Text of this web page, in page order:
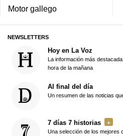
Motor gallego
NEWSLETTERS
Hoy en La Voz
La información más
hora de la mañana
Al final del día
Un resumen de las noticias
7 días 7 historias
Una selección de los mejores